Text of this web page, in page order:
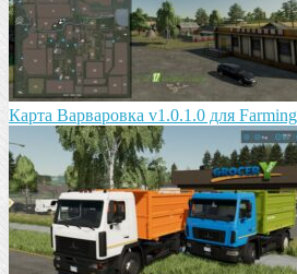
Карта Варваровка v1.0.1.0 для